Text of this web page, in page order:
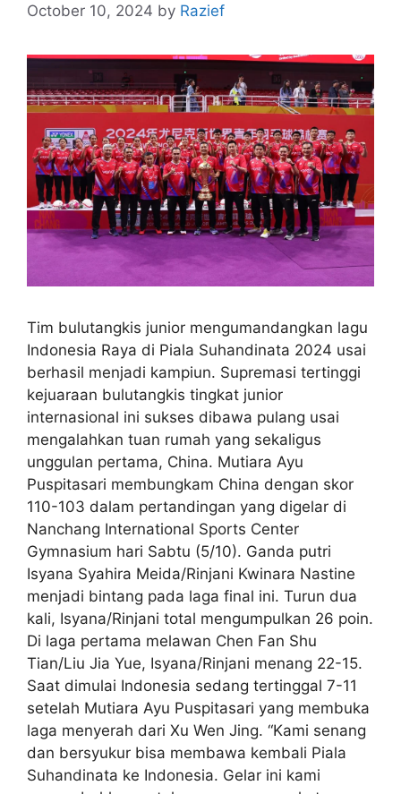
October 10, 2024 by Razief
Tim bulutangkis junior mengumandangkan lagu
Indonesia Raya di Piala Suhandinata 2024 usai
berhasil menjadi kampiun. Supremasi tertinggi
kejuaraan bulutangkis tingkat junior
internasional ini sukses dibawa pulang usai
mengalahkan tuan rumah yang sekaligus
unggulan pertama, China. Mutiara Ayu
Puspitasari membungkam China dengan skor
110-103 dalam pertandingan yang digelar di
Nanchang International Sports Center
Gymnasium hari Sabtu (5/10). Ganda putri
Isyana Syahira Meida/Rinjani Kwinara Nastine
menjadi bintang pada laga final ini. Turun dua
kali, Isyana/Rinjani total mengumpulkan 26 poin.
Di laga pertama melawan Chen Fan Shu
Tian/Liu Jia Yue, Isyana/Rinjani menang 22-15.
Saat dimulai Indonesia sedang tertinggal 7-11
setelah Mutiara Ayu Puspitasari yang membuka
laga menyerah dari Xu Wen Jing. “Kami senang
dan bersyukur bisa membawa kembali Piala
Suhandinata ke Indonesia. Gelar ini kami